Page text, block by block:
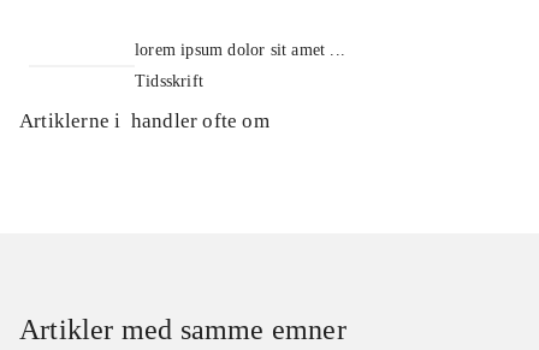
lorem ipsum dolor sit amet ...
Tidsskrift
Artiklerne i handler ofte om
Artikler med samme emner